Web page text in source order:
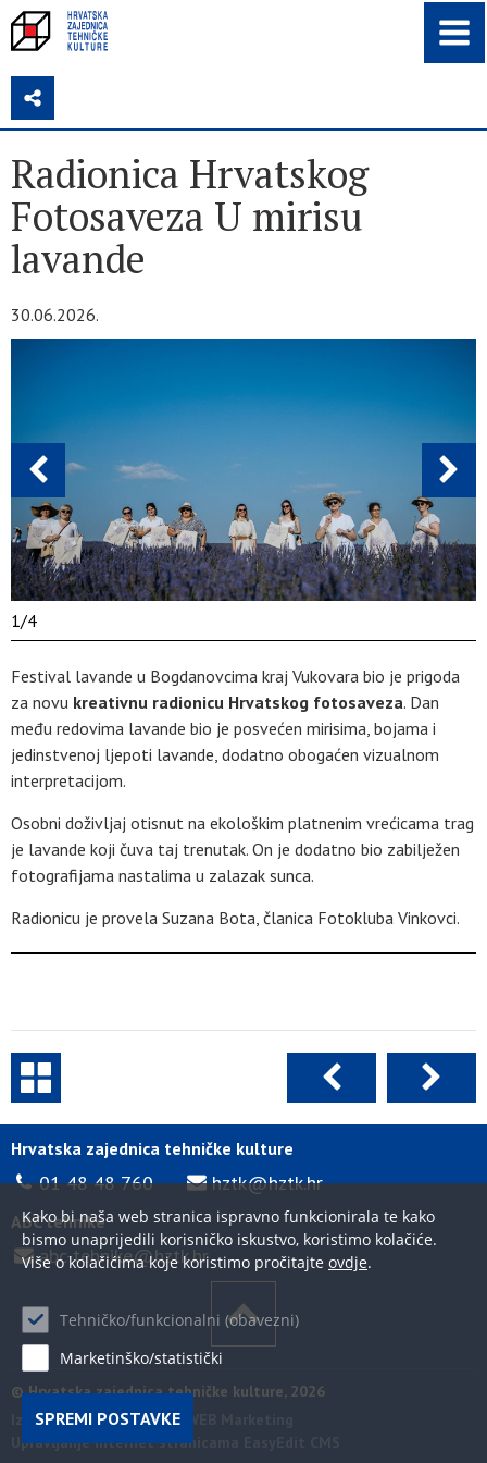
Z
Radionica Hrvatskog
Fotosaveza U mirisu
lavande
30.06.2026.
1/4
Festival lavande u Bogdanovcima kraj Vukovara bio je prigoda
za novu kreativnu radionicu Hrvatskog fotosaveza. Dan
među redovima lavande bio je posvećen mirisima, bojama i
jedinstvenoj ljepoti lavande, dodatno obogaćen vizualnom
interpretacijom.
Osobni doživljaj otisnut na ekološkim platnenim vrećicama trag
je lavande koji čuva taj trenutak. On je dodatno bio zabilježen
fotografijama nastalima u zalazak sunca.
Radionicu je provela Suzana Bota, članica Fotokluba Vinkovci.
Hrvatska zajednica tehničke kulture
01 48 48 760 hztk@hztk.hr
ABC tehnike
abc-tehnike@hztk.hr
© Hrvatska zajednica tehničke kulture, 2026
Izrada internet stranica WEB Marketing
Upravljanje internet stranicama EasyEdit CMS
Kako bi naša web stranica ispravno funkcionirala te kako
bismo unaprijedili korisničko iskustvo, koristimo kolačiće.
Više o kolačićima koje koristimo pročitajte ovdje.
Tehničko/funkcionalni (obavezni)
Marketinško/statistički
SPREMI POSTAVKE